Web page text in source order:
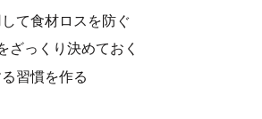
て食材ロスを防ぐ
ざっくり決めておく
習慣を作る